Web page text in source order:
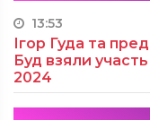
13:53
Ігор Гуда та
Буд взяли
2024